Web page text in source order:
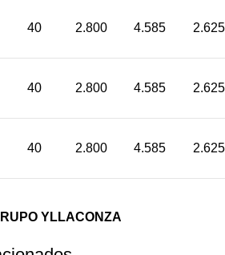
40 2.800 4.585 2.625
40 2.800 4.585 2.625
40 2.800 4.585 2.625
YLLACONZA